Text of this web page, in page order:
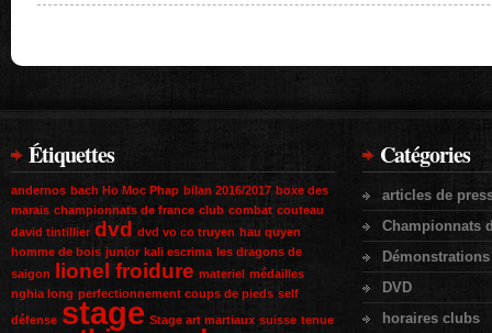
Étiquettes
andernos bach Ho Moc Phap bilan 2016/2017 boxe des
marais championnats de france club combat couteau
david tintillier dvd dvd vo co truyen hau quyen
homme de bois junior kali escrima les dragons de
saigon
lionel froidure materiel médailles
nghia long perfectionnement coups de pieds self
défense stage Stage art martiaux suisse tenue
Catégories
articles de
Championnats
Démonstrations
DVD
horaires clubs